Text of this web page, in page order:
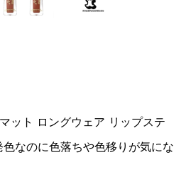
ット ロングウェア リップステ
なのに色落ちや色移りが気にな